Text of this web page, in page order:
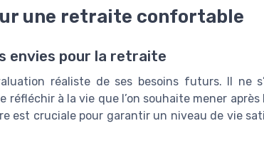
une retraite confortable
envies pour la retraite
réaliste de ses besoins futurs. Il ne
réfléchir à la vie que l’on souhaite mener après
est cruciale pour garantir un niveau de vie